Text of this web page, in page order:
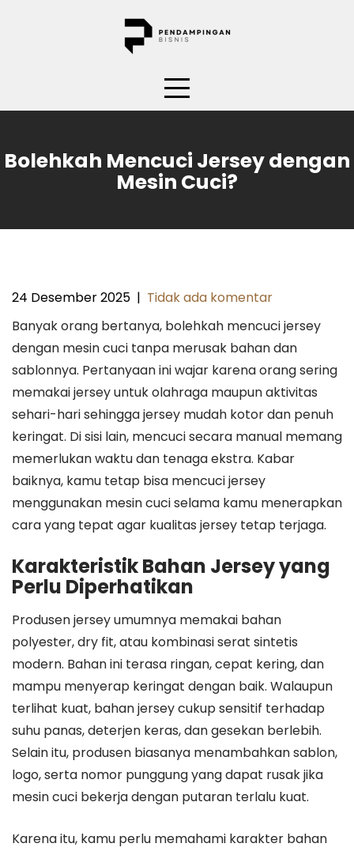
Bolehkah Mencuci Jersey dengan
Mesin Cuci?
24 Desember 2025 | Tidak ada komentar
Banyak orang bertanya, bolehkah mencuci jersey
dengan mesin cuci tanpa merusak bahan dan
sablonnya. Pertanyaan ini wajar karena orang sering
memakai jersey untuk olahraga maupun aktivitas
sehari-hari sehingga jersey mudah kotor dan penuh
keringat. Di sisi lain, mencuci secara manual memang
memerlukan waktu dan tenaga ekstra. Kabar
baiknya, kamu tetap bisa mencuci jersey
menggunakan mesin cuci selama kamu menerapkan
cara yang tepat agar kualitas jersey tetap terjaga.
Karakteristik Bahan Jersey yang
Perlu Diperhatikan
Produsen jersey umumnya memakai bahan
polyester, dry fit, atau kombinasi serat sintetis
modern. Bahan ini terasa ringan, cepat kering, dan
mampu menyerap keringat dengan baik. Walaupun
terlihat kuat, bahan jersey cukup sensitif terhadap
suhu panas, deterjen keras, dan gesekan berlebih.
Selain itu, produsen biasanya menambahkan sablon,
logo, serta nomor punggung yang dapat rusak jika
mesin cuci bekerja dengan putaran terlalu kuat.
Karena itu, kamu perlu memahami karakter bahan